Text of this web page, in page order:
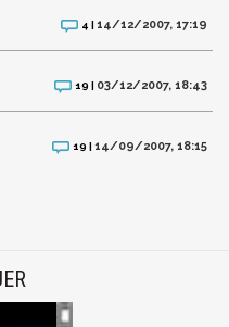
4 |14/12/2007, 17:19
19 | 03/12/2007, 18:43
19 |14/09/2007, 18:15